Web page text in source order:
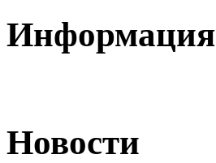
Информация
Новости